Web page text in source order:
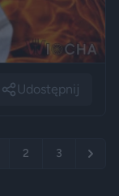
Udostępnij
2 3